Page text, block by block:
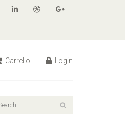
Carrello Login